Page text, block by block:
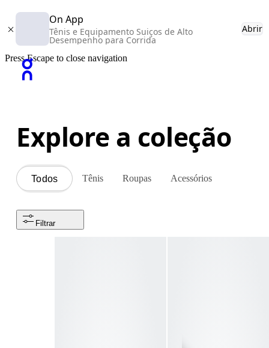
On App
Tênis e Equipamento Suiços de Alto
Desempenho para Corrida
Abrir
Press Escape to close navigation
Explore a coleção
Todos Tênis Roupas Acessórios
Filtrar